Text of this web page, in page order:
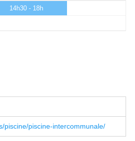
14h30 - 18h
piscine/piscine-intercommunale/